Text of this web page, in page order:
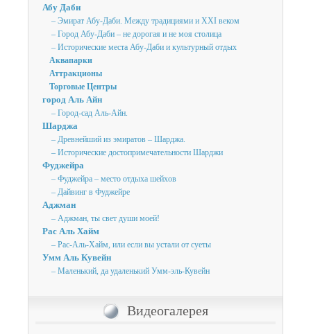
Абу Даби
– Эмират Абу-Даби. Между традициями и XXI веком
– Город Абу-Даби – не дорогая и не моя столица
– Исторические места Абу-Даби и культурный отдых
Аквапарки
Аттракционы
Торговые Центры
город Аль Айн
– Город-сад Аль-Айн.
Шарджа
– Древнейший из эмиратов – Шарджа.
– Исторические достопримечательности Шарджи
Фуджейра
– Фуджейра – место отдыха шейхов
– Дайвинг в Фуджейре
Аджман
– Аджман, ты свет души моей!
Рас Аль Хайм
– Рас-Аль-Хайм, или если вы устали от суеты
Умм Аль Кувейн
– Маленький, да удаленький Умм-эль-Кувейн
Видеогалерея